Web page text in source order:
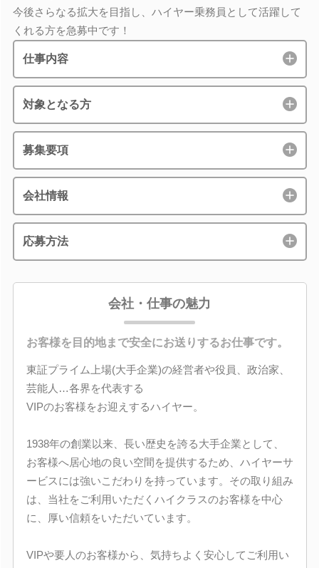
今後さらなる拡大を目指し、ハイヤー乗務員として活躍して
くれる方を急募中です！
仕事内容
対象となる方
募集要項
会社情報
応募方法
会社・仕事の魅力
お客様を目的地まで安全にお送りするお仕事です。
東証プライム上場(大手企業)の経営者や役員、政治家、
芸能人…各界を代表する
VIPのお客様をお迎えするハイヤー。
1938年の創業以来、長い歴史を誇る大手企業として、
お客様へ居心地の良い空間を提供するため、ハイヤーサ
ービスには強いこだわりを持っています。その取り組み
は、当社をご利用いただくハイクラスのお客様を中心
に、厚い信頼をいただいています。
VIPや要人のお客様から、気持ちよく安心してご利用い